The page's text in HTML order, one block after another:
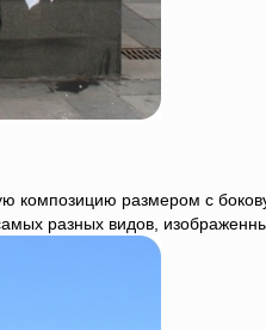
композицию размером с
разных видов,